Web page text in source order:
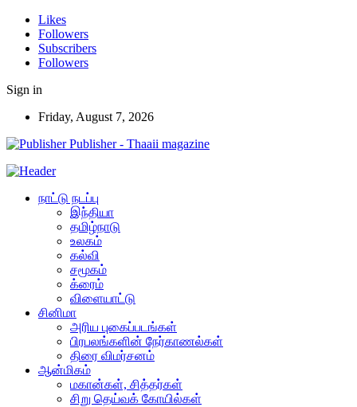
Likes
Followers
Subscribers
Followers
Sign in
Friday, August 7, 2026
Publisher - Thaaii magazine
நாட்டு நடப்பு
இந்தியா
தமிழ்நாடு
உலகம்
கல்வி
சமூகம்
க்ரைம்
விளையாட்டு
சினிமா
அரிய புகைப்படங்கள்
பிரபலங்களின் நேர்காணல்கள்
திரை விமர்சனம்
ஆன்மிகம்
மகான்கள், சித்தர்கள்
சிறு தெய்வக் கோயில்கள்